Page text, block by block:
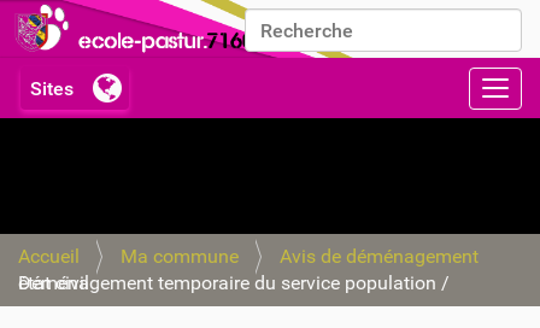
Chercher par
Recherche avancée…
Accueil Ma commune
Avis de déménagement
Déménagement temporaire du service population / état civil